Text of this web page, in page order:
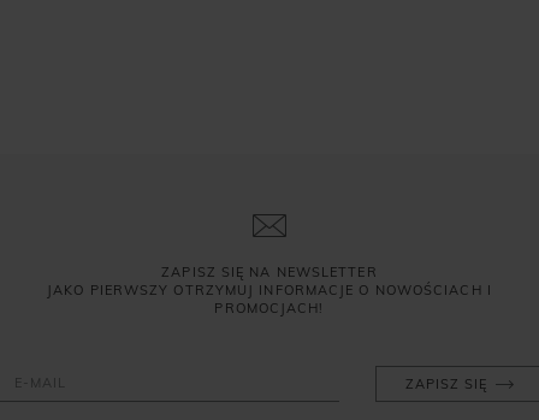
ZAPISZ SIĘ NA NEWSLETTER
JAKO PIERWSZY OTRZYMUJ INFORMACJE O NOWOŚCIACH I
PROMOCJACH!
ZAPISZ SIĘ